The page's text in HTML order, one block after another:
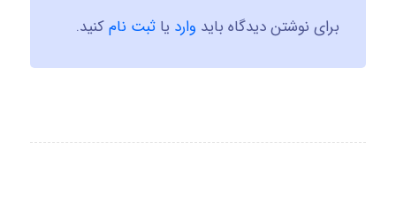
برای نوشتن دیدگاه باید وارد یا ثبت نامکنید.